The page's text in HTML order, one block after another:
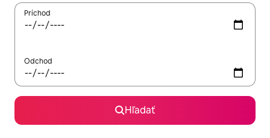
Príchod
Odchod
Hľadať